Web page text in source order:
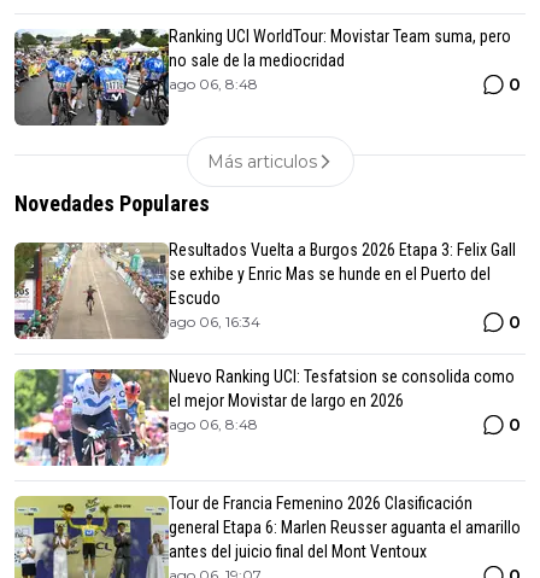
Ranking UCI WorldTour: Movistar Team suma, pero
no sale de la mediocridad
ago 06, 8:48 0
Más articulos
Novedades Populares
Resultados Vuelta a Burgos 2026 Etapa 3: Felix Gall
se exhibe y Enric Mas se hunde en el Puerto del
Escudo
ago 06, 16:34 0
Nuevo Ranking UCI: Tesfatsion se consolida como
el mejor Movistar de largo en 2026
ago 06, 8:48 0
Tour de Francia Femenino 2026 Clasificación
general Etapa 6: Marlen Reusser aguanta el amarillo
antes del juicio final del Mont Ventoux